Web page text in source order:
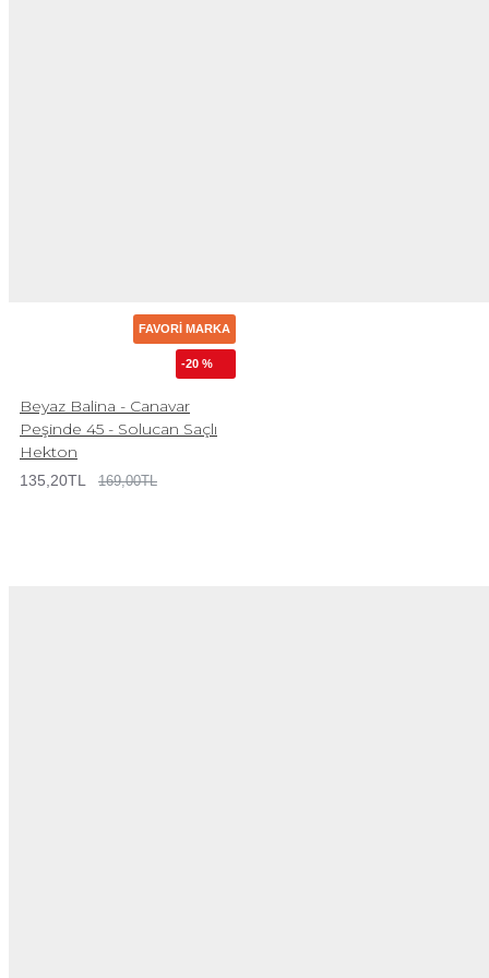
FAVORI MARKA
-20 %
Beyaz Balina - Canavar
Peşinde 45 - Solucan Saçlı
Hekton
135,20TL 169,00TL